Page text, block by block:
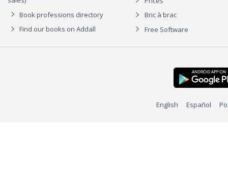
Book professions directory
Find our books on Addall
Bric à brac
Free Software
English Español